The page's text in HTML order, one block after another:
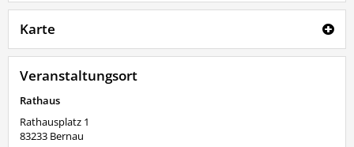
Karte
Veranstaltungsort
Rathaus
Rathausplatz 1
83233 Bernau